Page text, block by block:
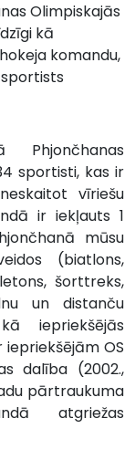
Olimpiskajās
kā
komandu,
Phjončhanas
sportisti, kas ir
vīriešu
ir iekļauts 1
mūsu
(biatlons,
šorttreks,
un distanču
iepriekšējās
iepriekšējām OS
dalība (2002.,
pārtraukuma
atgriežas